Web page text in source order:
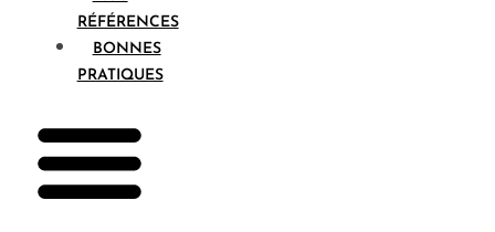
RÉFÉRENCES
BONNES
PRATIQUES